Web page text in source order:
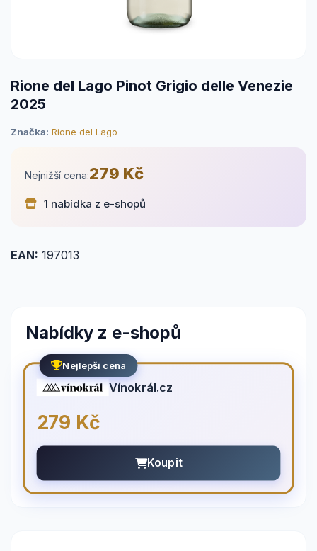
Rione del Lago Pinot Grigio delle Venezie
2025
Značka: Rione del Lago
Nejnižší cena:279 Kč
1 nabídka z e-shopů
EAN: 197013
Nabídky z e-shopů
Nejlepší cena
Vínokrál.cz
279 Kč
Koupit